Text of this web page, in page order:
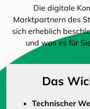
Die digitale
Marktpartnern des
sich erheblich
und was es für
Das
Technischer